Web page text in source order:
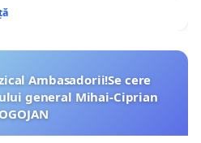
Ambasadorii!Se cere
general Mihai-Ciprian